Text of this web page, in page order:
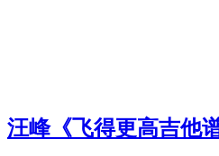
汪峰《飞得更高吉他